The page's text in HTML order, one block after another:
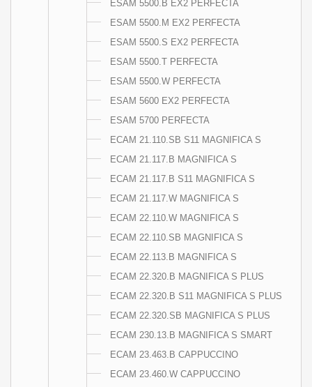
ESAM 5500.B EX2 PERFECTA
ESAM 5500.M EX2 PERFECTA
ESAM 5500.S EX2 PERFECTA
ESAM 5500.T PERFECTA
ESAM 5500.W PERFECTA
ESAM 5600 EX2 PERFECTA
ESAM 5700 PERFECTA
ECAM 21.110.SB S11 MAGNIFICA S
ECAM 21.117.B MAGNIFICA S
ECAM 21.117.B S11 MAGNIFICA S
ECAM 21.117.W MAGNIFICA S
ECAM 22.110.W MAGNIFICA S
ECAM 22.110.SB MAGNIFICA S
ECAM 22.113.B MAGNIFICA S
ECAM 22.320.B MAGNIFICA S PLUS
ECAM 22.320.B S11 MAGNIFICA S PLUS
ECAM 22.320.SB MAGNIFICA S PLUS
ECAM 230.13.B MAGNIFICA S SMART
ECAM 23.463.B CAPPUCCINO
ECAM 23.460.W CAPPUCCINO